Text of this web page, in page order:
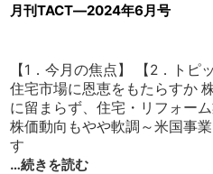
月刊TACT―2024年6月号
【1．今月の焦点】 【2．トピ
住宅市場に恩恵をもたらすか
に留まらず、住宅・リフォー
株価動向もやや軟調～米国事
す
…続きを読む